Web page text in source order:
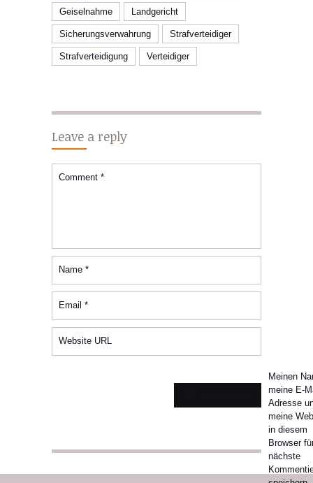
Geiselnahme Landgericht
Sicherungsverwahrung Strafverteidiger
Strafverteidigung Verteidiger
Leave a reply
Comment *
Name *
Email *
Website URL
Meinen
meine E-
Adresse
meine
in diesem
Browser
nächste